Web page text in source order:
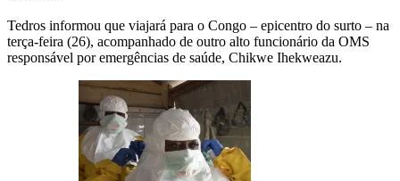
Tedros informou que viajará para o Congo – epicentro do surto – na
terça-feira (26), acompanhado de outro alto funcionário da OMS
responsável por emergências de saúde, Chikwe Ihekweazu.